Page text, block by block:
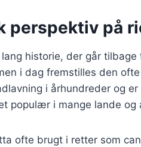
perspektiv på
historie, der går
i dag fremstilles den
i århundreder og
populær i mange lande
ofte brugt i retter som